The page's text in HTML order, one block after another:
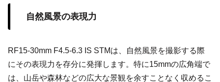
自然風景の表現力
RF15-30mm F4.5-6.3 IS STMは、自然風景を撮影する際
にその表現力を存分に発揮します。特に15mmの広角端で
は、山岳や森林などの広大な景観を余すことなく収めるこ